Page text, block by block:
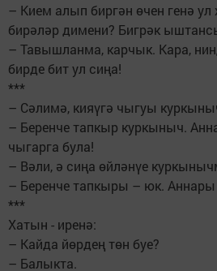
– Кием алып биргән өчен генә
бирәләр димени? Бигрәк
– Тавышланма, карчык. Кара,
бирде бит ул сиңа!
***
– Сәлимә, кияүгә чыгуы
– Беренче тапкыр куркыныч.
чыгарга була!
– Вәли, ә сиңа өйләнүе
– Беренче тапкыры – юк.
***
Хатын - иренә:
– Кайда йөрдең төн буе?
– Балыкта.